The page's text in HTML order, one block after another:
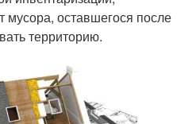
мусора, оставшегося после
территорию.